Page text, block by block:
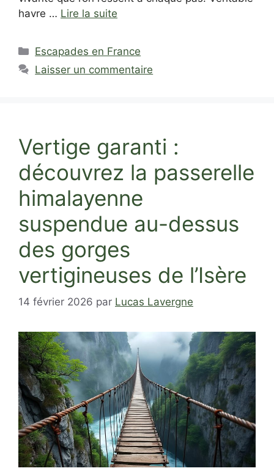
havre … Lire la suite
Catégories
Escapades en France
Laisser un commentaire
Vertige garanti :
découvrez la passerelle
himalayenne
suspendue au-dessus
des gorges
vertigineuses de l’Isère
14 février 2026 par Lucas Lavergne